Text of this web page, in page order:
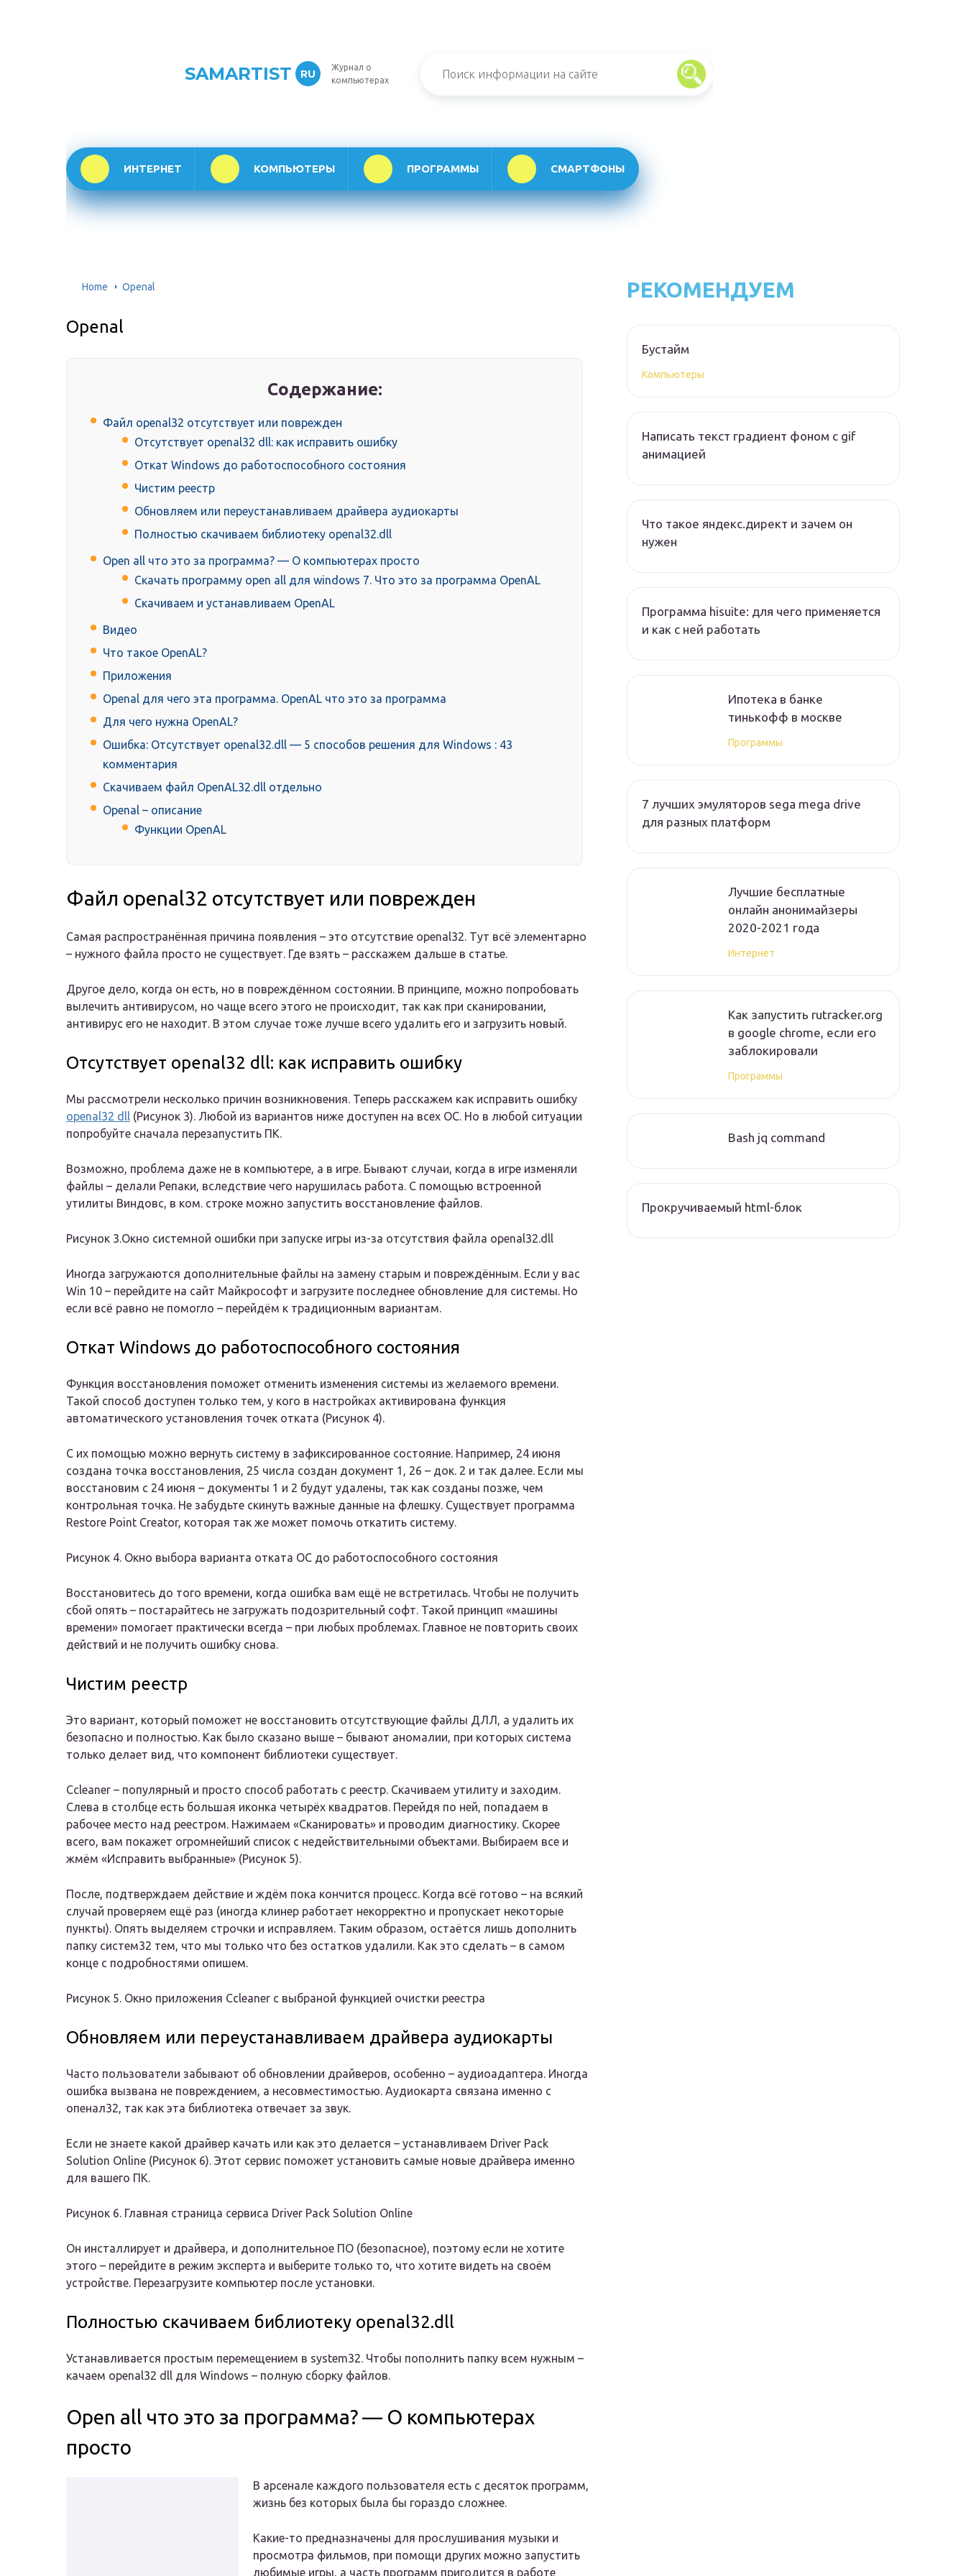
SAMARTIST RU
Журнал о
компьютерах
ИНТЕРНЕТ КОМПЬЮТЕРЫ ПРОГРАММЫ СМАРТФОНЫ
Home Openal
Openal
Содержание:
Файл openal32 отсутствует или поврежден
Отсутствует openal32 dll: как исправить ошибку
Откат Windows до работоспособного состояния
Чистим реестр
Обновляем или переустанавливаем драйвера аудиокарты
Полностью скачиваем библиотеку openal32.dll
Open all что это за программа? — О компьютерах просто
Скачать программу open all для windows 7. Что это за программа OpenAL
Скачиваем и устанавливаем OpenAL
Видео
Что такое OpenAL?
Приложения
Openal для чего эта программа. OpenAL что это за программа
Для чего нужна OpenAL?
Ошибка: Отсутствует openal32.dll — 5 способов решения для Windows : 43
комментария
Скачиваем файл OpenAL32.dll отдельно
Openal – описание
Функции ОpenAL
Файл openal32 отсутствует или поврежден
Самая распространённая причина появления – это отсутствие openal32. Тут всё элементарно
– нужного файла просто не существует. Где взять – расскажем дальше в статье.
Другое дело, когда он есть, но в повреждённом состоянии. В принципе, можно попробовать
вылечить антивирусом, но чаще всего этого не происходит, так как при сканировании,
антивирус его не находит. В этом случае тоже лучше всего удалить его и загрузить новый.
Отсутствует openal32 dll: как исправить ошибку
Мы рассмотрели несколько причин возникновения. Теперь расскажем как исправить ошибку
openal32 dll (Рисунок 3). Любой из вариантов ниже доступен на всех ОС. Но в любой ситуации
попробуйте сначала перезапустить ПК.
Возможно, проблема даже не в компьютере, а в игре. Бывают случаи, когда в игре изменяли
файлы – делали Репаки, вследствие чего нарушилась работа. С помощью встроенной
утилиты Виндовс, в ком. строке можно запустить восстановление файлов.
Рисунок 3.Окно системной ошибки при запуске игры из-за отсутствия файла openal32.dll
Иногда загружаются дополнительные файлы на замену старым и повреждённым. Если у вас
Win 10 – перейдите на сайт Майкрософт и загрузите последнее обновление для системы. Но
если всё равно не помогло – перейдём к традиционным вариантам.
Откат Windows до работоспособного состояния
Функция восстановления поможет отменить изменения системы из желаемого времени.
Такой способ доступен только тем, у кого в настройках активирована функция
автоматического установления точек отката (Рисунок 4).
С их помощью можно вернуть систему в зафиксированное состояние. Например, 24 июня
создана точка восстановления, 25 числа создан документ 1, 26 – док. 2 и так далее. Если мы
восстановим с 24 июня – документы 1 и 2 будут удалены, так как созданы позже, чем
контрольная точка. Не забудьте скинуть важные данные на флешку. Существует программа
Restore Point Creator, которая так же может помочь откатить систему.
Рисунок 4. Окно выбора варианта отката ОС до работоспособного состояния
Восстановитесь до того времени, когда ошибка вам ещё не встретилась. Чтобы не получить
сбой опять – постарайтесь не загружать подозрительный софт. Такой принцип «машины
времени» помогает практически всегда – при любых проблемах. Главное не повторить своих
действий и не получить ошибку снова.
Чистим реестр
Это вариант, который поможет не восстановить отсутствующие файлы ДЛЛ, а удалить их
безопасно и полностью. Как было сказано выше – бывают аномалии, при которых система
только делает вид, что компонент библиотеки существует.
Ccleaner – популярный и просто способ работать с реестр. Скачиваем утилиту и заходим.
Слева в столбце есть большая иконка четырёх квадратов. Перейдя по ней, попадаем в
рабочее место над реестром. Нажимаем «Сканировать» и проводим диагностику. Скорее
всего, вам покажет огромнейший список с недействительными объектами. Выбираем все и
жмём «Исправить выбранные» (Рисунок 5).
После, подтверждаем действие и ждём пока кончится процесс. Когда всё готово – на всякий
случай проверяем ещё раз (иногда клинер работает некорректно и пропускает некоторые
пункты). Опять выделяем строчки и исправляем. Таким образом, остаётся лишь дополнить
папку систем32 тем, что мы только что без остатков удалили. Как это сделать – в самом
конце с подробностями опишем.
Рисунок 5. Окно приложения Ccleaner с выбраной функцией очистки реестра
Обновляем или переустанавливаем драйвера аудиокарты
Часто пользователи забывают об обновлении драйверов, особенно – аудиоадаптера. Иногда
ошибка вызвана не повреждением, а несовместимостью. Аудиокарта связана именно с
опенал32, так как эта библиотека отвечает за звук.
Если не знаете какой драйвер качать или как это делается – устанавливаем Driver Pack
Solution Online (Рисунок 6). Этот сервис поможет установить самые новые драйвера именно
для вашего ПК.
Рисунок 6. Главная страница сервиса Driver Pack Solution Online
Он инсталлирует и драйвера, и дополнительное ПО (безопасное), поэтому если не хотите
этого – перейдите в режим эксперта и выберите только то, что хотите видеть на своём
устройстве. Перезагрузите компьютер после установки.
Полностью скачиваем библиотеку openal32.dll
Устанавливается простым перемещением в system32. Чтобы пополнить папку всем нужным –
качаем openal32 dll для Windows – полную сборку файлов.
Open all что это за программа? — О компьютерах
просто
В арсенале каждого пользователя есть с десяток программ,
жизнь без которых была бы гораздо сложнее.
Какие-то предназначены для прослушивания музыки и
просмотра фильмов, при помощи других можно запустить
любимые игры, а часть программ пригодится в работе
РЕКОМЕНДУЕМ
Бустайм
Компьютеры
Написать текст градиент фоном с gif
анимацией
Что такое яндекс.директ и зачем он
нужен
Программа hisuite: для чего применяется
и как с ней работать
Ипотека в банке
тинькофф в москве
Программы
7 лучших эмуляторов sega mega drive
для разных платформ
Лучшие бесплатные
онлайн анонимайзеры
2020-2021 года
Интернет
Как запустить rutracker.org
в google chrome, если его
заблокировали
Программы
Bash jq command
Прокручиваемый html-блок